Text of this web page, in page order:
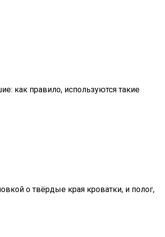
как правило, используются такие
о твёрдые края кроватки, и полог,